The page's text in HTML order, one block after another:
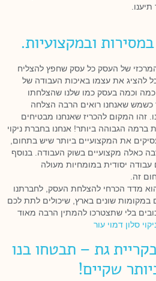
ובמקצועיות.
המרכזי של העסק כל עסק שחפץ להצליח
להציג את עצמו באיכות העבודה של
וכמה בעסק כמו שלנו שהצלחתו
כשמש שאנחנו רואים הרבה הצלחה
זהו המקום להכריז שאנחנו מבטיחים
ברמה הגבוהה ביותר! אנחנו בחברת ניקוי
את המקצועיים ביותר שיש בתחום,
כאלה מקצועיים בשוק העבודה. בנוסף
עבודה יסודית במומחיות מעולה
זה.
מדד הכרחי להצלחת העסק, לחברתנו
במקומות שונים בארץ, שיכולים לתת לכם
בלי שתצטרכו להמתין הרבה מאוד
סלון דמוי עור
גת – תבטחו בנו
שקיים!